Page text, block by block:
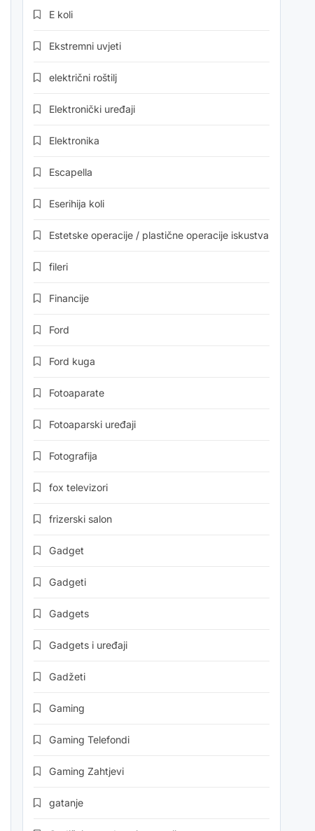
E koli
Ekstremni uvjeti
električni roštilj
Elektronički uređaji
Elektronika
Escapella
Eserihija koli
Estetske operacije / plastične operacije iskustva
fileri
Financije
Ford
Ford kuga
Fotoaparate
Fotoaparski uređaji
Fotografija
fox televizori
frizerski salon
Gadget
Gadgeti
Gadgets
Gadgets i uređaji
Gadžeti
Gaming
Gaming Telefondi
Gaming Zahtjevi
gatanje